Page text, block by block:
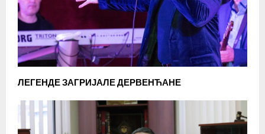
ЛЕГЕНДЕ ЗАГРИЈАЛЕ ДЕРВЕНЋАНЕ